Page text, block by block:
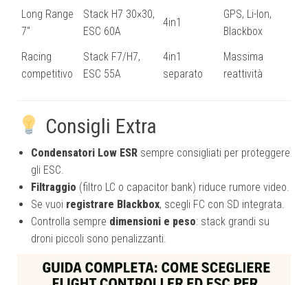
Long Range
7″
Stack H7 30×30,
ESC 60A
4in1
GPS, Li-Ion,
Blackbox
Racing
competitivo
Stack F7/H7,
ESC 55A
4in1
separato
Massima
reattività
Consigli Extra
Condensatori Low ESR sempre consigliati per proteggere
gli ESC.
Filtraggio (filtro LC o capacitor bank) riduce rumore video.
Se vuoi registrare Blackbox, scegli FC con SD integrata.
Controlla sempre dimensioni e peso: stack grandi su
droni piccoli sono penalizzanti.